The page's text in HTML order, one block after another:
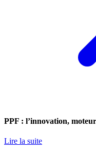
PPF : l’innovation,
Lire la suite